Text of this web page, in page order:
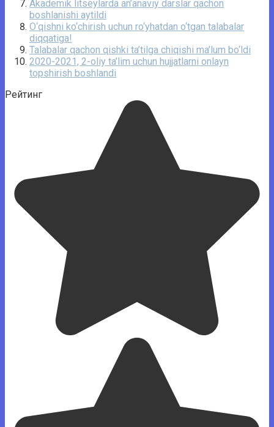
Akademik litseylarda an’anaviy darslar qachon
boshlanishi aytildi
O‘qishni ko‘chirish uchun ro‘yhatdan o‘tgan talabalar
diqqatiga!
Talabalar qachon qishki ta’tilga chiqishi ma’lum bo‘ldi
2020-2021, 2-oliy ta’lim uchun hujjatlarni onlayn
topshirish boshlandi
Рейтинг